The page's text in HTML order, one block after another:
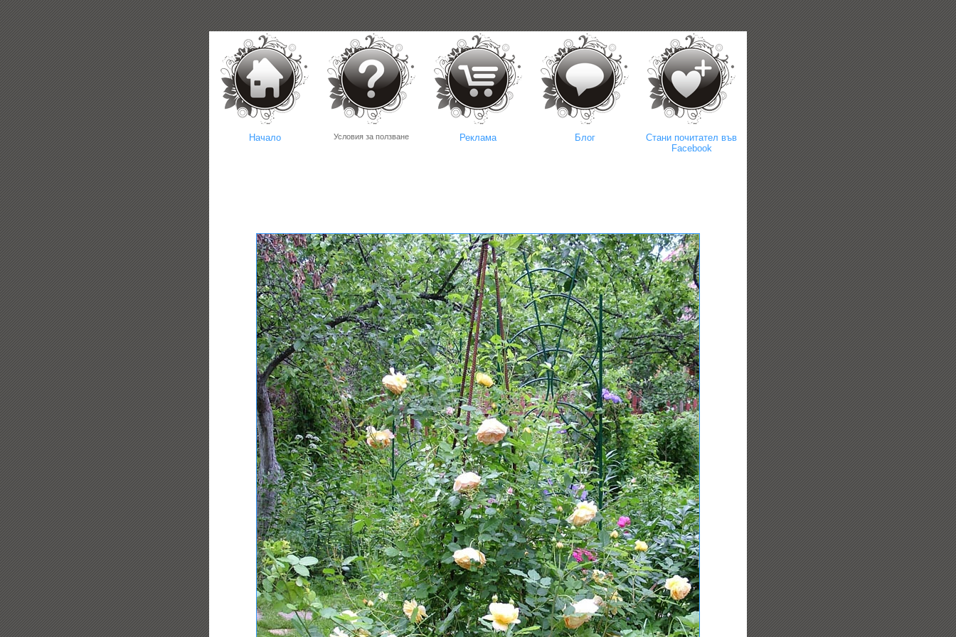
Начало Условия за ползване Реклама Блог
Стани почитател във
Facebook